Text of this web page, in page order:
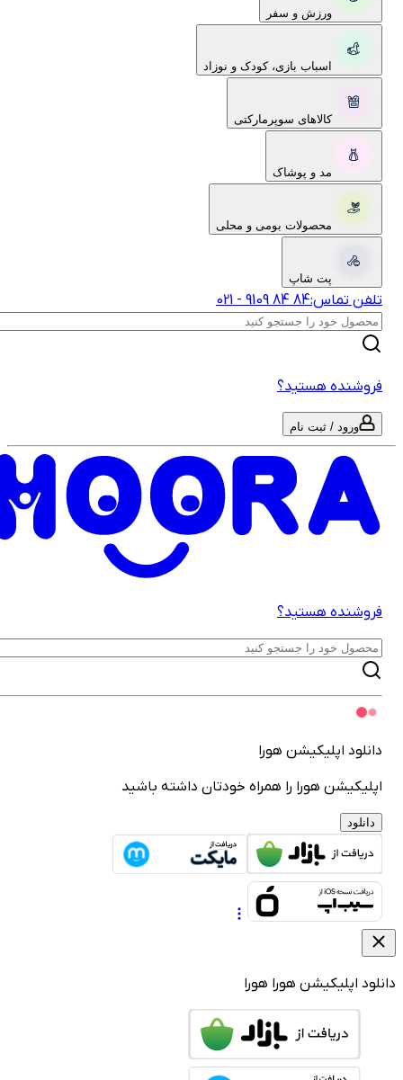
ورزش و سفر
اسباب بازی، کودک و نوزاد
کالاهای سوپرمارکتی
مد و پوشاک
محصولات بومی و محلی
پت شاپ
تماس: 021-‎9109‎ ‎84‎ ‎84‎
هستید؟
ورود / ثبت نام
هستید؟
اپلیکیشن هورا
هورا را همراه خودتان داشته باشید
دانلود
اپلیکیشن هوراهورا